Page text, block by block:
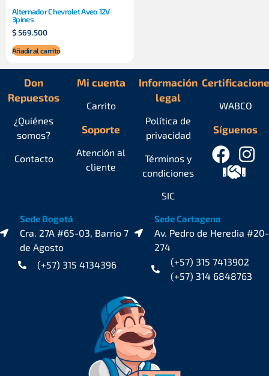
Alternador Chevrolet Aveo 12V
3pines
$569.500
Añadir al carrito
Don
Repuestos
¿Quiénes
somos?
Contacto
Mi cuenta
Carrito
Soporte
Atención al
cliente
Información
legal
Política de
privacidad
Términos y
condiciones
SIC
Síguenos
WABCO
Sede Bogotá
Cra. 27A #65-03, Barrio 7
de Agosto
(+57) 315 4134396
Sede Cartagena
Av. Pedro de Heredia #20-
274
(+57) 315 7413902
(+57) 314 6848763